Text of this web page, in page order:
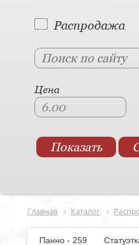
Распродажа
Цена
Главная Каталог
Панно - 259